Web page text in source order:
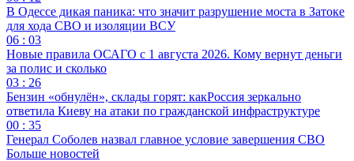
В Одессе дикая паника: что значит разрушение моста в Затоке
для хода СВО и изоляции ВСУ
06 : 03
Новые правила ОСАГО с 1 августа 2026. Кому вернут деньги
за полис и сколько
03 : 26
Бензин «обнулён», склады горят: какРоссия зеркально
ответила Киеву на атаки по гражданской инфраструктуре
00 : 35
Генерал Соболев назвал главное условие завершения СВО
Больше новостей